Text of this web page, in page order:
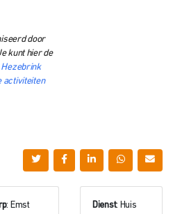
door
kunt hier de
Hezebrink
activiteiten
: Emst Dienst: Huis